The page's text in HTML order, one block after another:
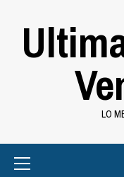
LO
Menu